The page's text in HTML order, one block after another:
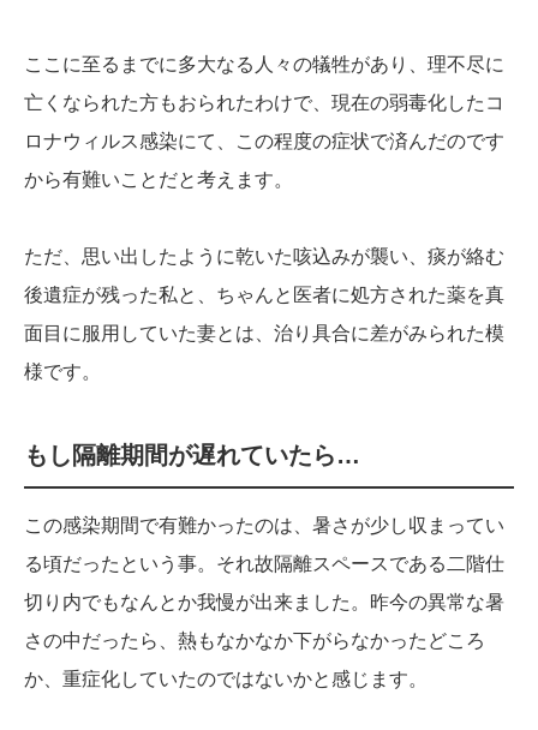
ここに至るまでに多大なる人々の犠牲があり、理不尽に
亡くなられた方もおられたわけで、現在の弱毒化したコ
ロナウィルス感染にて、この程度の症状で済んだのです
から有難いことだと考えます。
ただ、思い出したように乾いた咳込みが襲い、痰が絡む
後遺症が残った私と、ちゃんと医者に処方された薬を真
面目に服用していた妻とは、治り具合に差がみられた模
様です。
もし隔離期間が遅れていたら…
この感染期間で有難かったのは、暑さが少し収まってい
る頃だったという事。それ故隔離スペースである二階仕
切り内でもなんとか我慢が出来ました。昨今の異常な暑
さの中だったら、熱もなかなか下がらなかったどころ
か、重症化していたのではないかと感じます。